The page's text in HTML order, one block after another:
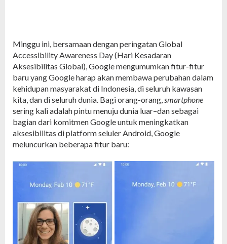
Minggu ini, bersamaan dengan peringatan Global
Accessibility Awareness Day (Hari Kesadaran
Aksesibilitas Global), Google mengumumkan fitur-fitur
baru yang Google harap akan membawa perubahan dalam
kehidupan masyarakat di Indonesia, di seluruh kawasan
kita, dan di seluruh dunia. Bagi orang-orang, smartphone
sering kali adalah pintu menuju dunia luar–dan sebagai
bagian dari komitmen Google untuk meningkatkan
aksesibilitas di platform seluler Android, Google
meluncurkan beberapa fitur baru: